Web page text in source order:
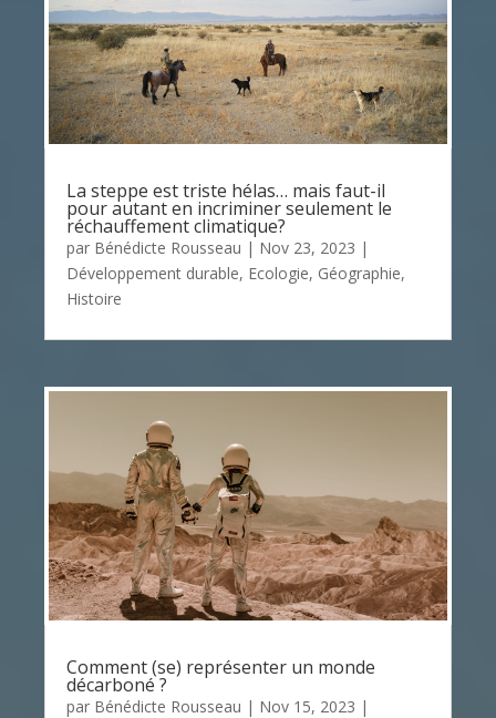
La steppe est triste hélas… mais faut-il
pour autant en incriminer seulement le
réchauffement climatique?
par Bénédicte Rousseau | Nov 23, 2023 |
Développement durable, Ecologie, Géographie,
Histoire
Comment (se) représenter un monde
décarboné ?
par Bénédicte Rousseau | Nov 15, 2023 |